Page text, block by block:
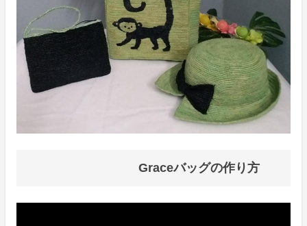
Graceバッグの作り方